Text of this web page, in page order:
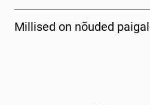
Millised on nõuded